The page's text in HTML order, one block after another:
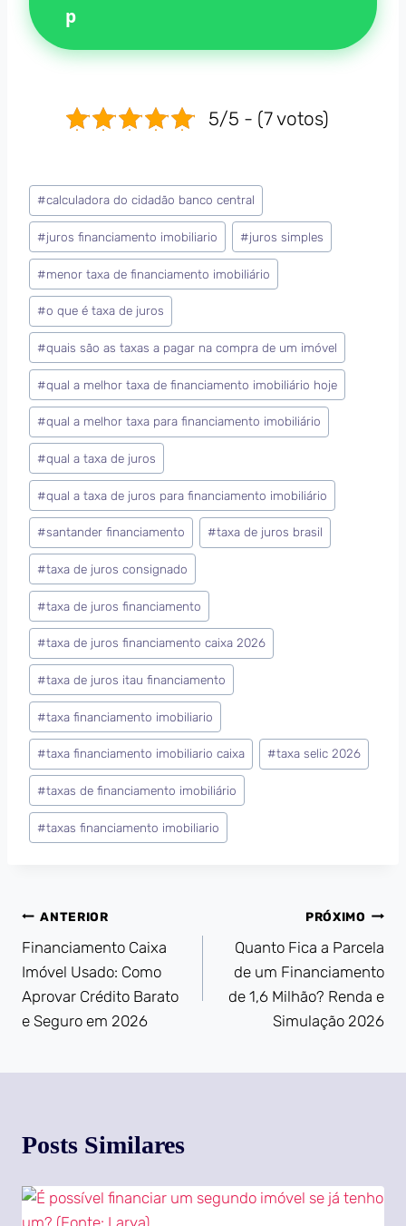
5/5 - (7 votos)
#calculadora do cidadão banco central
#juros financiamento imobiliario #juros simples
#menor taxa de financiamento imobiliário
#o que é taxa de juros
#quais são as taxas a pagar na compra de um imóvel
#qual a melhor taxa de financiamento imobiliário hoje
#qual a melhor taxa para financiamento imobiliário
#qual a taxa de juros
#qual a taxa de juros para financiamento imobiliário
#santander financiamento #taxa de juros brasil
#taxa de juros consignado
#taxa de juros financiamento
#taxa de juros financiamento caixa 2026
#taxa de juros itau financiamento
#taxa financiamento imobiliario
#taxa financiamento imobiliario caixa #taxa selic 2026
#taxas de financiamento imobiliário
#taxas financiamento imobiliario
ANTERIOR
Financiamento Caixa
Imóvel Usado: Como
Aprovar Crédito Barato
e Seguro em 2026
PRÓXIMO
Quanto Fica a Parcela
de um Financiamento
de 1,6 Milhão? Renda e
Simulação 2026
Posts Similares